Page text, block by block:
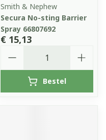
Smith & Nephew
Secura No-sting Barrier
Spray 66807692
€ 15,13
Bestel